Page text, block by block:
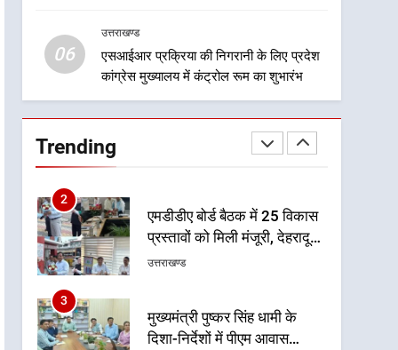
06
उत्तराखण्ड
एसआईआर प्रक्रिया की निगरानी के लिए प्रदेश
कांग्रेस मुख्यालय में कंट्रोल रूम का शुभारंभ
Trending
और सांस्कृतिक गतिविधियों के
विस्तार पर हुई चर्चा
उत्तराखण्ड
1
भारी से बहुत भारी वर्षा की चेतावनी
के बीच जिला प्रशासन अलर्ट, सभी
विभागों को हाई अलर्ट पर रहने के
2
एमडीडीए बोर्ड बैठक में 25 विकास
प्रस्तावों को मिली मंजूरी, देहरादून-
मसूरी के नियोजित विकास को
उत्तराखण्ड
3
मुख्यमंत्री पुष्कर सिंह धामी के
दिशा-निर्देशों में पीएम आवास